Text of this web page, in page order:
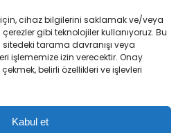
cihaz bilgilerini saklamak ve/veya
gibi teknolojiler kullanıyoruz. Bu
tarama davranışı veya
işlememize izin verecektir. Onay
belirli özellikleri ve işlevleri
Kabul et
birinde, AK Parti
güçlü iş birliğinin
izlerini görüyoruz. Çünkü
birlikte
hizmetine çok daha
kazandırıyoruz. Önümüzdeki